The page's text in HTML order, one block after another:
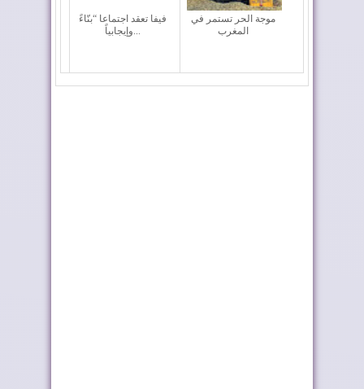
فيفا تعقد اجتماعا “بنّاءً
وإيجابياً...
موجة الحر تستمر في
المغرب